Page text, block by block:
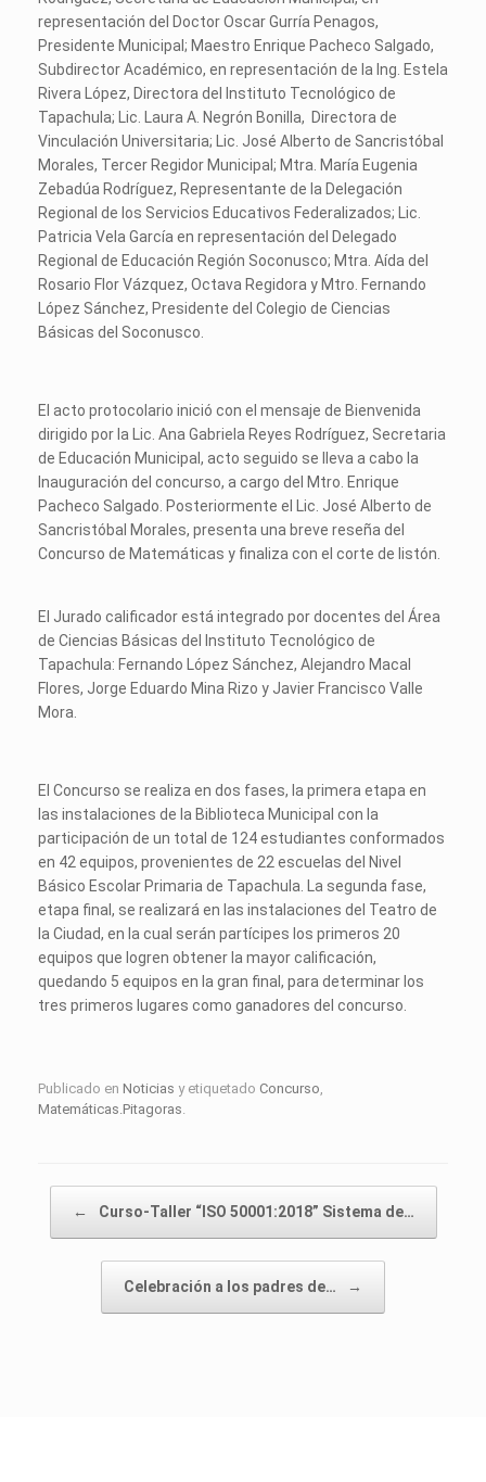
representación del Doctor Oscar Gurría Penagos,
Presidente Municipal; Maestro Enrique Pacheco Salgado,
Subdirector Académico, en representación de la Ing. Estela
Rivera López, Directora del Instituto Tecnológico de
Tapachula; Lic. Laura A. Negrón Bonilla, Directora de
Vinculación Universitaria; Lic. José Alberto de Sancristóbal
Morales, Tercer Regidor Municipal; Mtra. María Eugenia
Zebadúa Rodríguez, Representante de la Delegación
Regional de los Servicios Educativos Federalizados; Lic.
Patricia Vela García en representación del Delegado
Regional de Educación Región Soconusco; Mtra. Aída del
Rosario Flor Vázquez, Octava Regidora y Mtro. Fernando
López Sánchez, Presidente del Colegio de Ciencias
Básicas del Soconusco.
El acto protocolario inició con el mensaje de Bienvenida
dirigido por la Lic. Ana Gabriela Reyes Rodríguez, Secretaria
de Educación Municipal, acto seguido se lleva a cabo la
Inauguración del concurso, a cargo del Mtro. Enrique
Pacheco Salgado. Posteriormente el Lic. José Alberto de
Sancristóbal Morales, presenta una breve reseña del
Concurso de Matemáticas y finaliza con el corte de listón.
El Jurado calificador está integrado por docentes del Área
de Ciencias Básicas del Instituto Tecnológico de
Tapachula: Fernando López Sánchez, Alejandro Macal
Flores, Jorge Eduardo Mina Rizo y Javier Francisco Valle
Mora.
El Concurso se realiza en dos fases, la primera etapa en
las instalaciones de la Biblioteca Municipal con la
participación de un total de 124 estudiantes conformados
en 42 equipos, provenientes de 22 escuelas del Nivel
Básico Escolar Primaria de Tapachula. La segunda fase,
etapa final, se realizará en las instalaciones del Teatro de
la Ciudad, en la cual serán partícipes los primeros 20
equipos que logren obtener la mayor calificación,
quedando 5 equipos en la gran final, para determinar los
tres primeros lugares como ganadores del concurso.
Publicado en Noticias y etiquetado Concurso,
Matemáticas.Pitagoras.
Navegador de artículos
← Curso-Taller “ISO 50001:2018” Sistema de…
Celebración a los padres de… →